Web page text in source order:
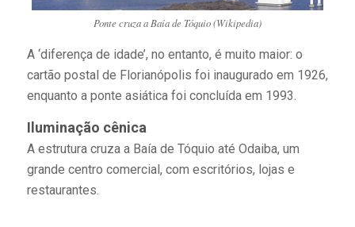
Ponte cruza a Baía de Tóquio (Wikipedia)
A ‘diferença de idade’, no entanto, é muito maior: o
cartão postal de Florianópolis foi inaugurado em 1926,
enquanto a ponte asiática foi concluída em 1993.
Iluminação cênica
A estrutura cruza a Baía de Tóquio até Odaiba, um
grande centro comercial, com escritórios, lojas e
restaurantes.